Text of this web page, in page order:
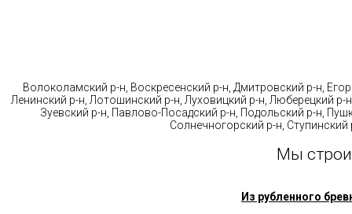
Волоколамский р-н, Воскресенский р-н, Дмитровский р-н,
Ленинский р-н, Лотошинский р-н, Луховицкий р-н, Люберецкий
Зуевский р-н, Павлово-Посадский р-н, Подольский р-н,
Солнечногорский р-н,
Мы
Из рубленного